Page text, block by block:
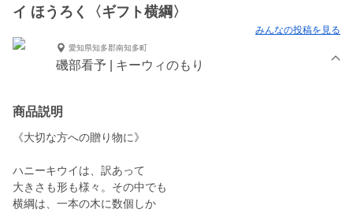
イ ほうろく〈ギフト横綱〉
みんなの投稿を見る
愛知県知多郡南知多町
磯部看予 | キーウィのもり
商品説明
《大切な方への贈り物に》
ハニーキウイは、訳あって
大きさも形も様々。その中でも
横綱は、一本の木に数個しか